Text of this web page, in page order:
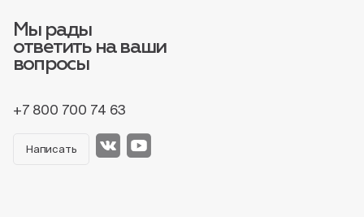
Мы рады
ответить на ваши
вопросы
+7 800 700 74 63
Написать